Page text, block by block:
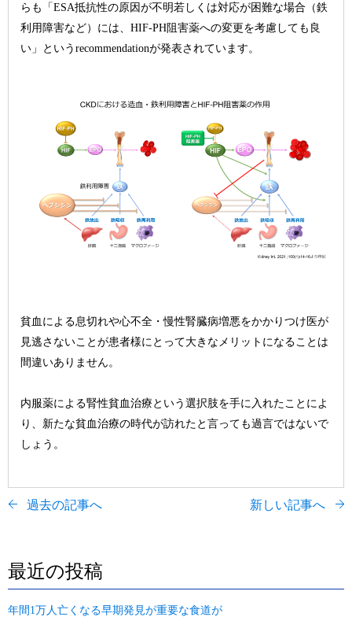
らも「ESA抵抗性の原因が不明若しくは対応が困難な場合（鉄
利用障害など）には、HIF-PH阻害薬への変更を考慮しても良
い」というrecommendationが発表されています。
貧血による息切れや心不全・慢性腎臓病増悪をかかりつけ医が
見逃さないことが患者様にとって大きなメリットになることは
間違いありません。
内服薬による腎性貧血治療という選択肢を手に入れたことによ
り、新たな貧血治療の時代が訪れたと言っても過言ではないで
しょう。
過去の記事へ 新しい記事へ
最近の投稿
年間1万人亡くなる早期発見が重要な食道が